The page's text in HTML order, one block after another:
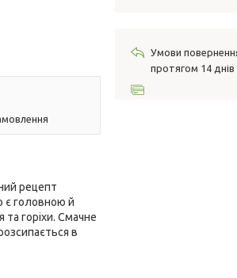
рецепт
є головною й
та горіхи. Смачне
в
протягом 14 днів